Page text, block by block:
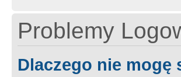
Problemy
Dlaczego nie mogę